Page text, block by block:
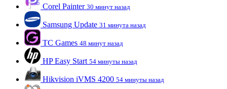
Corel Painter 30 минут назад
Samsung Update 31 минута назад
TC Games 48 минут назад
HP Easy Start 54 минуты назад
Hikvision iVMS 4200 54 минуты назад